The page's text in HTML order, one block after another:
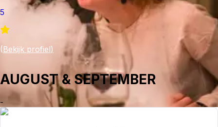
5
(Bekijk profiel)
AUGUST & SEPTEMBER
-